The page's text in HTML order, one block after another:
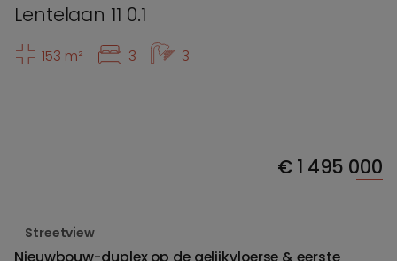
Lentelaan 11 0.1
153 m² 3 3
€1 495 000
Streetview